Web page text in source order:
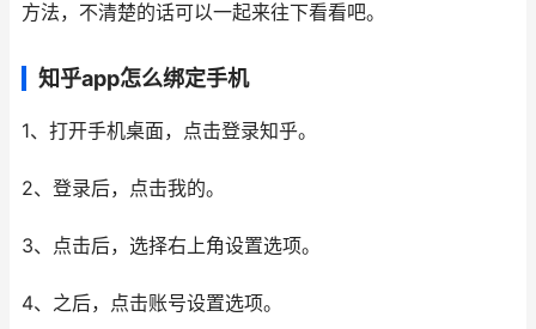
方法，不清楚的话可以一起来往下看看吧。
知乎app怎么绑定手机
1、打开手机桌面，点击登录知乎。
2、登录后，点击我的。
3、点击后，选择右上角设置选项。
4、之后，点击账号设置选项。